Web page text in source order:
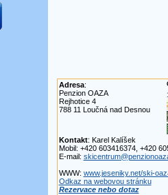
Adresa:
Penzion OAZA
Rejhotice 4
788 11 Loučná nad Desnou
Kontakt: Karel Kalíšek
Mobil: +420 603416374, +420
E-mail:
WWW: www.jeseniky.net/ski-
Odkaz na webovou stránku
Rezervace nebo dotaz